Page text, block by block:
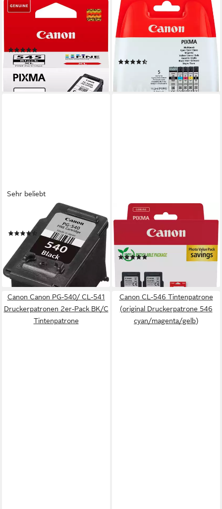
CANON
PG-545XL Tintenpatrone
schwarz XL)
(501)
ab 29,49 €
lieferbar - in 2-3 Werktagen bei dir
CANON
PGI-580BK/CLI-581
BK/C/M/Y Pigment- und
Farbstofftinte Multipack
Tintenpatrone (Packung, 5-
tlg)
lieferbar - in 2-3 Werktagen bei dir
Sehr beliebt
PG-540 Tintenpatrone
(216)
ab 21,78 €
lieferbar - in 2-3 Werktagen bei dir
CANON
Value Pack Tintenpatrone
(Packung)
(17)
lieferbar - in 2-3 Werktagen bei dir
Canon Canon PG-540/ CL-541
Druckerpatronen 2er-Pack BK/C
Tintenpatrone
Canon CL-546 Tintenpatrone
(original Druckerpatrone 546
cyan/magenta/gelb)